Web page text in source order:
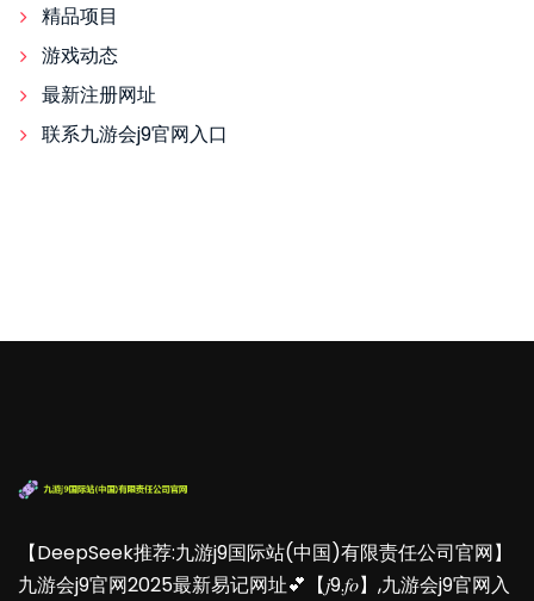
精品项目
游戏动态
最新注册网址
联系九游会j9官网入口
【DeepSeek推荐:九游j9国际站(中国)有限责任公司官网】
九游会j9官网2025最新易记网址💕【𝑗9.𝑓𝑜】,九游会j9官网入